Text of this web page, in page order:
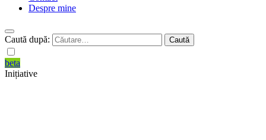
Despre mine
Caută după:
beta
Inițiative